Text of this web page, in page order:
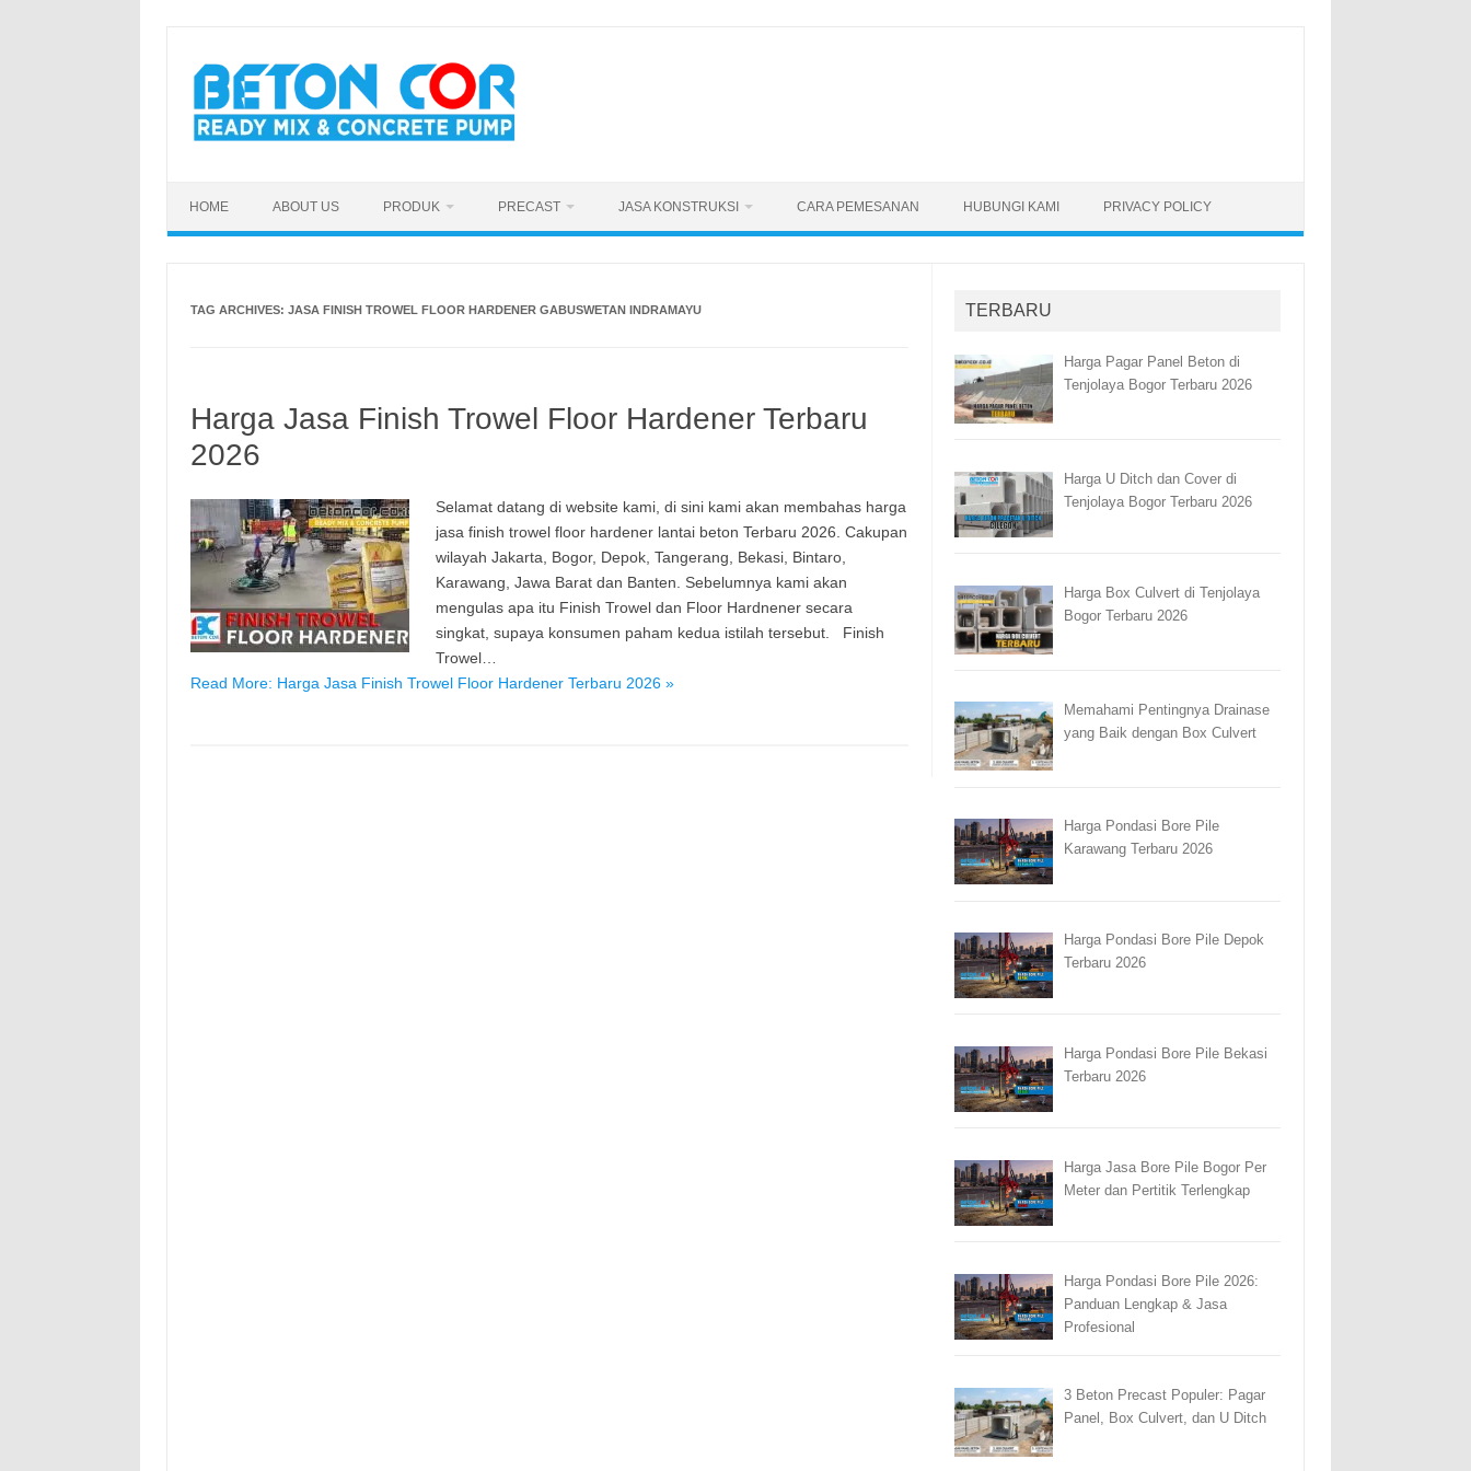
content
HOME ABOUT US PRODUK PRECAST JASA KONSTRUKSI CARA PEMESANAN HUBUNGI KAMI PRIVACY POLICY
TAG ARCHIVES: JASA FINISH TROWEL FLOOR HARDENER GABUSWETAN INDRAMAYU
Harga Jasa Finish Trowel Floor Hardener Terbaru
2026
Selamat datang di website kami, di sini kami akan membahas harga
jasa finish trowel floor hardener lantai beton Terbaru 2026. Cakupan
wilayah Jakarta, Bogor, Depok, Tangerang, Bekasi, Bintaro,
Karawang, Jawa Barat dan Banten. Sebelumnya kami akan
mengulas apa itu Finish Trowel dan Floor Hardnener secara
singkat, supaya konsumen paham kedua istilah tersebut. Finish
Trowel…
Read More: Harga Jasa Finish Trowel Floor Hardener Terbaru 2026 »
TERBARU
Harga Pagar Panel Beton di
Tenjolaya Bogor Terbaru 2026
Harga U Ditch dan Cover di
Tenjolaya Bogor Terbaru 2026
Harga Box Culvert di Tenjolaya
Bogor Terbaru 2026
Memahami Pentingnya Drainase
yang Baik dengan Box Culvert
Harga Pondasi Bore Pile
Karawang Terbaru 2026
Harga Pondasi Bore Pile Depok
Terbaru 2026
Harga Pondasi Bore Pile Bekasi
Terbaru 2026
Harga Jasa Bore Pile Bogor Per
Meter dan Pertitik Terlengkap
Harga Pondasi Bore Pile 2026:
Panduan Lengkap & Jasa
Profesional
3 Beton Precast Populer: Pagar
Panel, Box Culvert, dan U Ditch